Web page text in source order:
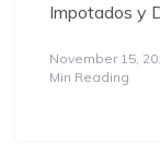
Impotados y
November 15,
Min Reading